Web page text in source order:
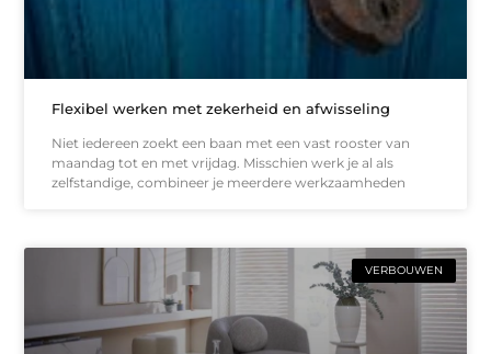
Flexibel werken met zekerheid en afwisseling
Niet iedereen zoekt een baan met een vast rooster van
maandag tot en met vrijdag. Misschien werk je al als
zelfstandige, combineer je meerdere werkzaamheden
VERBOUWEN